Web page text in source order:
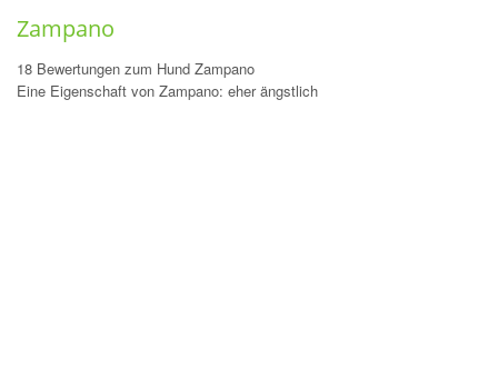
Zampano
18 Bewertungen zum Hund Zampano
Eine Eigenschaft von Zampano: eher ängstlich